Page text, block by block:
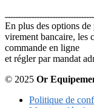
En plus des options de
virement bancaire, les
commande en ligne
et régler par mandat
© 2025 Or
Politique de